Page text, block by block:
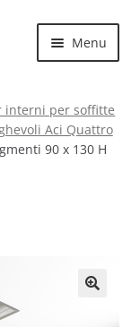
Menu
il
menu
child
child
il
interni per soffitte
Aci Quattro
90 x 130 H